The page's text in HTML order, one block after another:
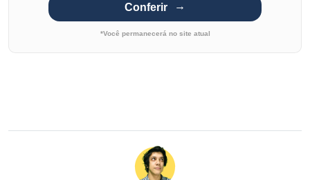
Conferir
*Você permanecerá no site atual